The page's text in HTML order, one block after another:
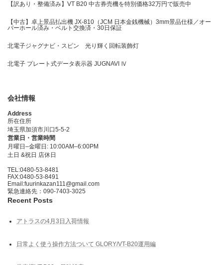
【訳あり・整備済み】VT B20 中古券売機を特別価格32万円で販売中
【中古】卓上景品払出機 JX-810（JCM 日本金銭機械）3mm景品仕様／オー
バーホール済み・ベルト交換済・30日保証
北電子ジャグナビ・スピン 光り輝く回転装飾灯
北電子 プレート式データ表示器 JUGNAVI Ⅳ
会社情報
Address
所在住所
埼玉県加須市川口5-5-2
営業日・営業時間
月曜日–金曜日: 10:00AM–6:00PM
土日 &祝日 店休日
TEL:0480-53-8481
FAX:0480-53-8491
Email:fuurinkazan111@gmail.com
緊急連絡先：090-7403-3025
Recent Posts
アトラスの4月3日入荷情報
日常よく使う操作方法ついて GLORY/VT-B20運用編